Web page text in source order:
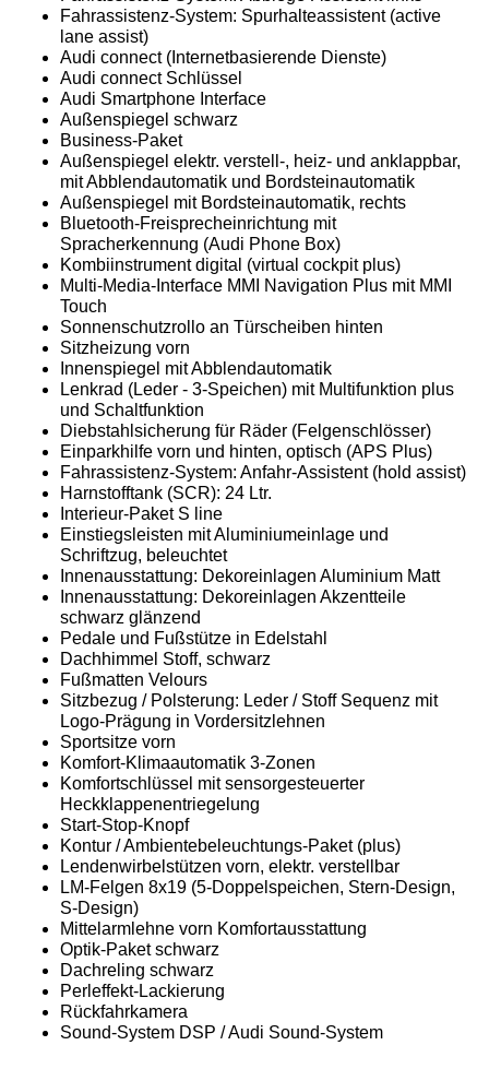
Fahrassistenz-System: Spurhalteassistent (active
lane assist)
Audi connect (Internetbasierende Dienste)
Audi connect Schlüssel
Audi Smartphone Interface
Außenspiegel schwarz
Business-Paket
Außenspiegel elektr. verstell-, heiz- und anklappbar,
mit Abblendautomatik und Bordsteinautomatik
Außenspiegel mit Bordsteinautomatik, rechts
Bluetooth-Freisprecheinrichtung mit
Spracherkennung (Audi Phone Box)
Kombiinstrument digital (virtual cockpit plus)
Multi-Media-Interface MMI Navigation Plus mit MMI
Touch
Sonnenschutzrollo an Türscheiben hinten
Sitzheizung vorn
Innenspiegel mit Abblendautomatik
Lenkrad (Leder - 3-Speichen) mit Multifunktion plus
und Schaltfunktion
Diebstahlsicherung für Räder (Felgenschlösser)
Einparkhilfe vorn und hinten, optisch (APS Plus)
Fahrassistenz-System: Anfahr-Assistent (hold assist)
Harnstofftank (SCR): 24 Ltr.
Interieur-Paket S line
Einstiegsleisten mit Aluminiumeinlage und
Schriftzug, beleuchtet
Innenausstattung: Dekoreinlagen Aluminium Matt
Innenausstattung: Dekoreinlagen Akzentteile
schwarz glänzend
Pedale und Fußstütze in Edelstahl
Dachhimmel Stoff, schwarz
Fußmatten Velours
Sitzbezug / Polsterung: Leder / Stoff Sequenz mit
Logo-Prägung in Vordersitzlehnen
Sportsitze vorn
Komfort-Klimaautomatik 3-Zonen
Komfortschlüssel mit sensorgesteuerter
Heckklappenentriegelung
Start-Stop-Knopf
Kontur / Ambientebeleuchtungs-Paket (plus)
Lendenwirbelstützen vorn, elektr. verstellbar
LM-Felgen 8x19 (5-Doppelspeichen, Stern-Design,
S-Design)
Mittelarmlehne vorn Komfortausstattung
Optik-Paket schwarz
Dachreling schwarz
Perleffekt-Lackierung
Rückfahrkamera
Sound-System DSP / Audi Sound-System